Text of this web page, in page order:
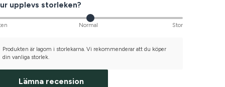
upplevs storleken?
Normal Stor
Produkten är lagom i storlekarna. Vi rekommenderar att du köper
din vanliga storlek.
Lämna recension